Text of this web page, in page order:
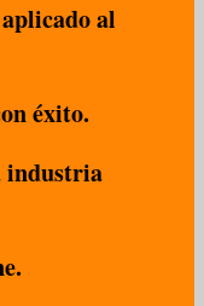
al
éxito.
industria